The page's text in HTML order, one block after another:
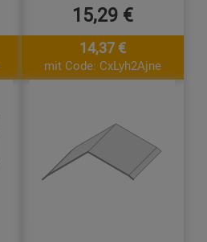
15,29 €
14,37 €
mit Code: CxLyh2Ajne